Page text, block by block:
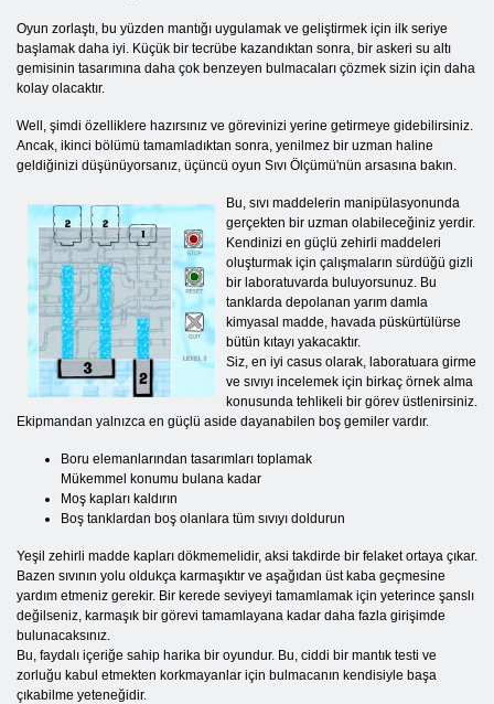
Oyun zorlaştı, bu yüzden mantığı uygulamak ve geliştirmek için ilk seriye
başlamak daha iyi. Küçük bir tecrübe kazandıktan sonra, bir askeri su altı
gemisinin tasarımına daha çok benzeyen bulmacaları çözmek sizin için daha
kolay olacaktır.
Well, şimdi özelliklere hazırsınız ve görevinizi yerine getirmeye gidebilirsiniz.
Ancak, ikinci bölümü tamamladıktan sonra, yenilmez bir uzman haline
geldiğinizi düşünüyorsanız, üçüncü oyun Sıvı Ölçümü'nün arsasına bakın.
Bu, sıvı maddelerin manipülasyonunda
gerçekten bir uzman olabileceğiniz yerdir.
Kendinizi en güçlü zehirli maddeleri
oluşturmak için çalışmaların sürdüğü gizli
bir laboratuvarda buluyorsunuz. Bu
tanklarda depolanan yarım damla
kimyasal madde, havada püskürtülürse
bütün kıtayı yakacaktır.
Siz, en iyi casus olarak, laboratuara girme
ve sıvıyı incelemek için birkaç örnek alma
konusunda tehlikeli bir görev üstlenirsiniz.
Ekipmandan yalnızca en güçlü aside dayanabilen boş gemiler vardır.
Boru elemanlarından tasarımları toplamak
Mükemmel konumu bulana kadar
Moş kapları kaldırın
Boş tanklardan boş olanlara tüm sıvıyı doldurun
Yeşil zehirli madde kapları dökmemelidir, aksi takdirde bir felaket ortaya çıkar.
Bazen sıvının yolu oldukça karmaşıktır ve aşağıdan üst kaba geçmesine
yardım etmeniz gerekir. Bir kerede seviyeyi tamamlamak için yeterince şanslı
değilseniz, karmaşık bir görevi tamamlayana kadar daha fazla girişimde
bulunacaksınız.
Bu, faydalı içeriğe sahip harika bir oyundur. Bu, ciddi bir mantık testi ve
zorluğu kabul etmekten korkmayanlar için bulmacanın kendisiyle başa
çıkabilme yeteneğidir.